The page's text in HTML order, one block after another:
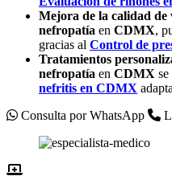
Mejora de la calidad de
nefropatía en CDMX,
gracias al Control de
Tratamientos
nefropatía en CDMX
nefritis en CDMX
Consulta por WhatsApp